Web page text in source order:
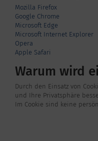
Mozilla Firefox
Google Chrome
Microsoft Edge
Microsoft Internet Explorer
Opera
Apple Safari
Warum wird
Durch den Einsatz von
und Ihre Privatsphäre
Im Cookie sind keine